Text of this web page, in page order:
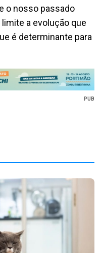
o nosso passado
a evolução que
é determinante para
PUB